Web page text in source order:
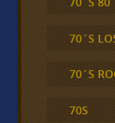
70´S
70´S
70S